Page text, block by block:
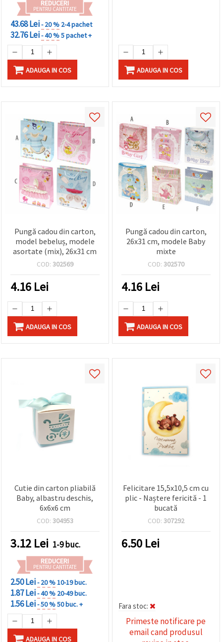
REDUCERI
PENTRU CANTITATE
43.68 Lei- 20 % 2-4 pachet
32.76 Lei- 40 %5 pachet +
ADAUGA IN COS ADAUGA IN COS
Pungă cadou din carton,
model bebeluș, modele
asortate (mix), 26x31 cm
COD: 302569
4.16 Lei
ADAUGA IN COS
Pungă cadou din carton,
26x31 cm, modele Baby
mixte
COD: 302570
4.16 Lei
ADAUGA IN COS
Cutie din carton pliabilă
Baby, albastru deschis,
6x6x6 cm
COD: 304953
3.12 Lei 1-9 buc.
REDUCERI
PENTRU CANTITATE
2.50 Lei- 20 %10-19 buc.
1.87 Lei- 40 % 20-49 buc.
1.56 Lei- 50 %50 buc. +
ADAUGA IN COS
Felicitare 15,5x10,5 cm cu
plic - Naștere fericită - 1
bucată
COD: 307292
6.50 Lei
Fara stoc:
Primeste notificare pe
email cand produsul